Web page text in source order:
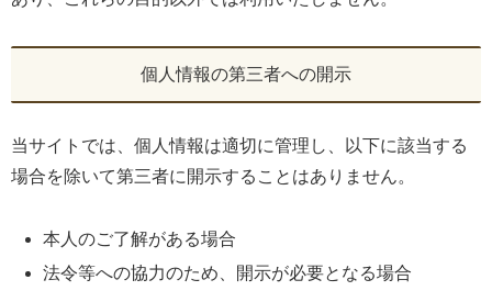
個人情報の第三者への開示
当サイトでは、個人情報は適切に管理し、以下に該当する
場合を除いて第三者に開示することはありません。
本人のご了解がある場合
法令等への協力のため、開示が必要となる場合